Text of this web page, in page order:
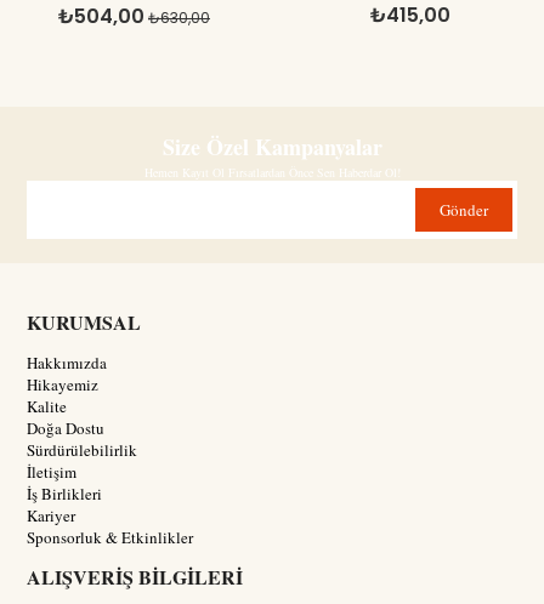
Journal Defter Koala
₺504,00 ₺630,00
Defter Aura A5
₺415,00
Size Özel Kampanyalar
Hemen Kayıt Ol Fırsatlardan Önce Sen Haberdar Ol!
Gönder
KURUMSAL
Hakkımızda
Hikayemiz
Kalite
Doğa Dostu
Sürdürülebilirlik
İletişim
İş Birlikleri
Kariyer
Sponsorluk & Etkinlikler
ALIŞVERİŞ BİLGİLERİ